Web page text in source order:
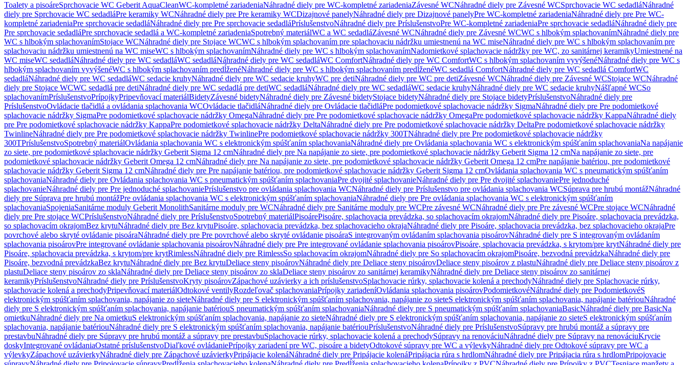
Toalety a pisoáreSprchovacie WC Geberit AquaCleanWC-kompletné zariadeniaNáhradné diely pre WC-kompletné zariadeniaZávesné WCNáhradné diely pre Závesné WCSprchovacie WC sedadláNáhradné
diely pre Sprchovacie WC sedadláPre keramiky WCNáhradné diely pre Pre keramiky WCDizajnové panelyNáhradné diely pre Dizajnové panelyPre WC-kompletné zariadeniaNáhradné diely pre Pre WC-
kompletné zariadeniaPre sprchovacie sedadláNáhradné diely pre Pre sprchovacie sedadláPríslušenstvoNáhradné diely pre PríslušenstvoPre WC-kompletné zariadeniaPre sprchovacie sedadláNáhradné diely pre
Pre sprchovacie sedadláPre sprchovacie sedadlá a WC-kompletné zariadeniaSpotrebný materiálWC a WC sedadláZávesné WCNáhradné diely pre Závesné WCWC s hlbokým splachovanímNáhradné diely pre
WC s hlbokým splachovanímStojace WCNáhradné diely pre Stojace WCWC s hlbokým splachovaním pre splachovaciu nádržku umiestnenú na WC miseNáhradné diely pre WC s hlbokým splachovaním pre
splachovaciu nádržku umiestnenú na WC miseWC s hlbokým splachovanímNáhradné diely pre WC s hlbokým splachovanímNadomietkové splachovacie nádržky pre WC, zo sanitárnej keramikyUmiestnené na
WC miseWC sedadláNáhradné diely pre WC sedadláWC sedadláNáhradné diely pre WC sedadláWC ComfortNáhradné diely pre WC ComfortWC s hlbokým splachovaním vyvýšenéNáhradné diely pre WC s
hlbokým splachovaním vyvýšenéWC s hlbokým splachovaním predĺženéNáhradné diely pre WC s hlbokým splachovaním predĺženéWC sedadlá ComfortNáhradné diely pre WC sedadlá ComfortWC
sedadláNáhradné diely pre WC sedadláWC sedacie kruhyNáhradné diely pre WC sedacie kruhyWC pre detiNáhradné diely pre WC pre detiZávesné WCNáhradné diely pre Závesné WCStojace WCNáhradné
diely pre Stojace WCWC sedadlá pre detiNáhradné diely pre WC sedadlá pre detiWC sedadláNáhradné diely pre WC sedadláWC sedacie kruhyNáhradné diely pre WC sedacie kruhyNášľapné WCSo
splachovanímPríslušenstvoPrípojkyPripevňovací materiálBidetyZávesné bidetyNáhradné diely pre Závesné bidetyStojace bidetyNáhradné diely pre Stojace bidetyPríslušenstvoNáhradné diely pre
PríslušenstvoOvládacie tlačidlá a ovládania splachovania WCOvládacie tlačidláNáhradné diely pre Ovládacie tlačidláPre podomietkové splachovacie nádržky SigmaNáhradné diely pre Pre podomietkové
splachovacie nádržky SigmaPre podomietkové splachovacie nádržky OmegaNáhradné diely pre Pre podomietkové splachovacie nádržky OmegaPre podomietkové splachovacie nádržky KappaNáhradné diely
pre Pre podomietkové splachovacie nádržky KappaPre podomietkové splachovacie nádržky DeltaNáhradné diely pre Pre podomietkové splachovacie nádržky DeltaPre podomietkové splachovacie nádržky
TwinlineNáhradné diely pre Pre podomietkové splachovacie nádržky TwinlinePre podomietkové splachovacie nádržky 300TNáhradné diely pre Pre podomietkové splachovacie nádržky
300TPríslušenstvoSpotrebný materiálOvládania splachovania WC s elektronickým spúšťaním splachovaniaNáhradné diely pre Ovládania splachovania WC s elektronickým spúšťaním splachovaniaNa napájanie
zo siete, pre podomietkové splachovacie nádržky Geberit Sigma 12 cmNáhradné diely pre Na napájanie zo siete, pre podomietkové splachovacie nádržky Geberit Sigma 12 cmNa napájanie zo siete, pre
podomietkové splachovacie nádržky Geberit Omega 12 cmNáhradné diely pre Na napájanie zo siete, pre podomietkové splachovacie nádržky Geberit Omega 12 cmPre napájanie batériou, pre podomietkové
splachovacie nádržky Geberit Sigma 12 cmNáhradné diely pre Pre napájanie batériou, pre podomietkové splachovacie nádržky Geberit Sigma 12 cmOvládania splachovania WC s pneumatickým spúšťaním
splachovaniaNáhradné diely pre Ovládania splachovania WC s pneumatickým spúšťaním splachovaniaPre dvojité splachovanieNáhradné diely pre Pre dvojité splachovaniePre jednoduché
splachovanieNáhradné diely pre Pre jednoduché splachovaniePríslušenstvo pre ovládania splachovania WCNáhradné diely pre Príslušenstvo pre ovládania splachovania WCSúprava pre hrubú montážNáhradné
diely pre Súprava pre hrubú montážPre ovládania splachovania WC s elektronickým spúšťaním splachovaniaNáhradné diely pre Pre ovládania splachovania WC s elektronickým spúšťaním
splachovaniaSpojeniaSanitárne moduly Geberit MonolithSanitárne moduly pre WCNáhradné diely pre Sanitárne moduly pre WCPre závesné WCNáhradné diely pre Pre závesné WCPre stojace WCNáhradné
diely pre Pre stojace WCPríslušenstvoNáhradné diely pre PríslušenstvoSpotrebný materiálPisoárePisoáre, splachovacia prevádzka, so splachovacím okrajomNáhradné diely pre Pisoáre, splachovacia prevádzka,
so splachovacím okrajomBez krytuNáhradné diely pre Bez krytuPisoáre, splachovacia prevádzka, bez splachovacieho okrajaNáhradné diely pre Pisoáre, splachovacia prevádzka, bez splachovacieho okrajaPre
povrchové alebo skryté ovládanie pisoáraNáhradné diely pre Pre povrchové alebo skryté ovládanie pisoáraS integrovaným ovládaním splachovania pisoárovNáhradné diely pre S integrovaným ovládaním
splachovania pisoárovPre integrované ovládanie splachovania pisoárovNáhradné diely pre Pre integrované ovládanie splachovania pisoárovPisoáre, splachovacia prevádzka, s krytom/pre krytNáhradné diely pre
Pisoáre, splachovacia prevádzka, s krytom/pre krytRimlessNáhradné diely pre RimlessSo splachovacím okrajomNáhradné diely pre So splachovacím okrajomPisoáre, bezvodná prevádzkaNáhradné diely pre
Pisoáre, bezvodná prevádzkaBez krytuNáhradné diely pre Bez krytuDeliace steny pisoárovNáhradné diely pre Deliace steny pisoárovDeliace steny pisoárov z plastuNáhradné diely pre Deliace steny pisoárov z
plastuDeliace steny pisoárov zo sklaNáhradné diely pre Deliace steny pisoárov zo sklaDeliace steny pisoárov zo sanitárnej keramikyNáhradné diely pre Deliace steny pisoárov zo sanitárnej
keramikyPríslušenstvoNáhradné diely pre PríslušenstvoKryty pisoárovZápachové uzávierky a ich príslušenstvoSplachovacie rúrky, splachovacie kolená a prechodyNáhradné diely pre Splachovacie rúrky,
splachovacie kolená a prechodyPripevňovací materiálOdtokové ventilyRozdeľovač splachovaniaPrípojky zariadeníOvládania splachovania pisoárovPodomietkovéNáhradné diely pre PodomietkovéS
elektronickým spúšťaním splachovania, napájanie zo sieteNáhradné diely pre S elektronickým spúšťaním splachovania, napájanie zo sieteS elektronickým spúšťaním splachovania, napájanie batériouNáhradné
diely pre S elektronickým spúšťaním splachovania, napájanie batériouS pneumatickým spúšťaním splachovaniaNáhradné diely pre S pneumatickým spúšťaním splachovaniaBasicNáhradné diely pre BasicNa
omietkuNáhradné diely pre Na omietkuS elektronickým spúšťaním splachovania, napájanie zo sieteNáhradné diely pre S elektronickým spúšťaním splachovania, napájanie zo sieteS elektronickým spúšťaním
splachovania, napájanie batériouNáhradné diely pre S elektronickým spúšťaním splachovania, napájanie batériouPríslušenstvoNáhradné diely pre PríslušenstvoSúpravy pre hrubú montáž a súpravy pre
prestavbuNáhradné diely pre Súpravy pre hrubú montáž a súpravy pre prestavbuSplachovacie rúrky, splachovacie kolená a prechodySúpravy na renováciuNáhradné diely pre Súpravy na renováciuKrycie
doskyIntegrované ovládaniaOstatné príslušenstvoDiaľkové ovládaniePrípojky zariadení pre WC, pisoáre a bidetyOdtokové súpravy pre WC a výlevkyNáhradné diely pre Odtokové súpravy pre WC a
výlevkyZápachové uzávierkyNáhradné diely pre Zápachové uzávierkyPripájacie kolenáNáhradné diely pre Pripájacie kolenáPripájacia rúra s hrdlomNáhradné diely pre Pripájacia rúra s hrdlomPripojovacie